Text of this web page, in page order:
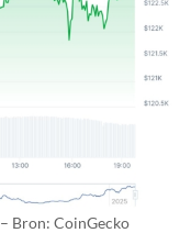
Bron: CoinGecko